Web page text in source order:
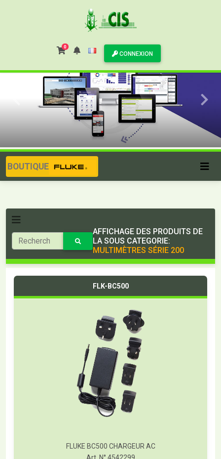
0
CONNEXION
BOUTIQUE
AFFICHAGE DES PRODUITS DE
LA SOUS CATEGORIE:
MULTIMÈTRES SÉRIE 200
FLK-BC500
FLUKE BC500 CHARGEUR AC